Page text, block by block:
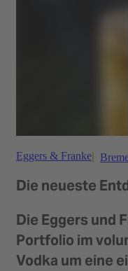
Eggers & Franke
Die neueste
Die Eggers und
Portfolio im
Vodka um eine